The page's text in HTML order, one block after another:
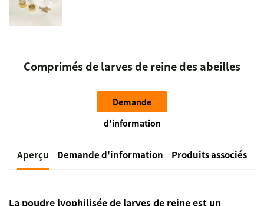
Comprimés de larves de reine des abeilles
Demande
d'information
Aperçu Demande d'information Produits associés
La poudre lyophilisée de larves de reine est un